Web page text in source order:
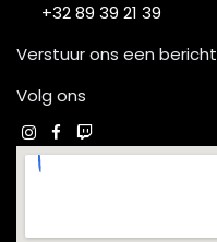
+32 89 39 21 39
Verstuur ons een bericht
Volg ons